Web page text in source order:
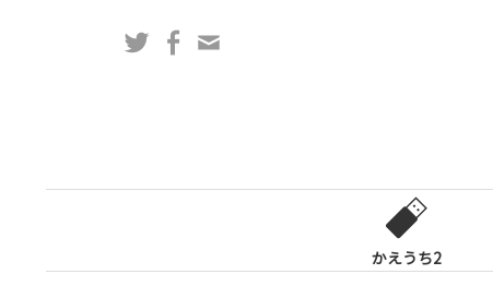
ス
TwitterFacebook
かえうち2